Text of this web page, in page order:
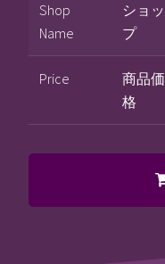
Shop
Name
ショッ
プ
Price
商品価
格